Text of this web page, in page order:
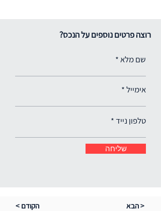
רוצה פרטים נוספים על הנכס?
שם מלא
אימייל
טלפון נייד
שליחה
< הקודם הבא >